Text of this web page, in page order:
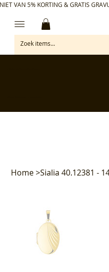
VAN 5% KORTING & GRATIS
Home>Sialia 40.12381 -